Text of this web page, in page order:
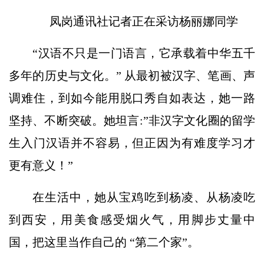
凤岗通讯社记者正在采访杨丽娜同学
“汉语不只是一门语言，它承载着中华五千
多年的历史与文化。” 从最初被汉字、笔画、声
调难住，到如今能用脱口秀自如表达，她一路
坚持、不断突破。她坦言:”非汉字文化圈的留学
生入门汉语并不容易，但正因为有难度学习才
更有意义！”
在生活中，她从宝鸡吃到杨凌、从杨凌吃
到西安，用美食感受烟火气，用脚步丈量中
国，把这里当作自己的 “第二个家”。